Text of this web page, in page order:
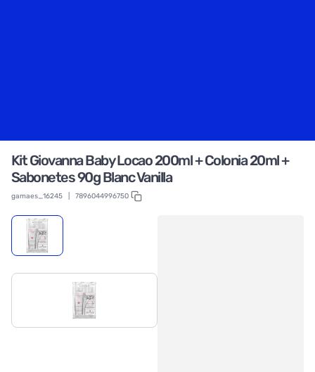
Kit Giovanna Baby Locao 200ml + Colonia 20ml +
Sabonetes 90g Blanc Vanilla
gamaes_16245 7896044996750